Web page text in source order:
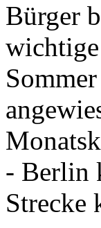
Bürger
- Berlin
Strecke